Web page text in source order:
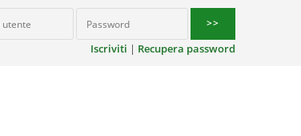
Iscriviti | Recupera password